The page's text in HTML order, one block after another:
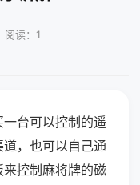
读：1
台可以控制的遥
，也可以自己通
控制麻将牌的磁